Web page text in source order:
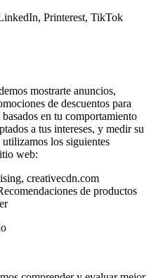
Printerest, TikTok
mostrarte anuncios,
de descuentos para
en tu comportamiento
a tus intereses, y medir su
los siguientes
web:
creativecdn.com
de productos